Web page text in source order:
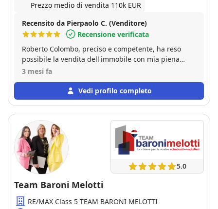
Prezzo medio di vendita 110k EUR
Recensito da Pierpaolo C. (Venditore)
Recensione verificata
Roberto Colombo, preciso e competente, ha reso
possibile la vendita dell'immobile con mia piena
soddisfazione in tempi rapidi e coerentemente ai
completamento di tutte le attività burocratiche
necessarie per per la vendita. Comunicazione e
( foto, digital tour, etc) eccellenti. Roberto Colombo è
realmente l'agente immobiliare che ti permette una
vendita tranquilla e senza rischi!
3 mesi fa
Vedi profilo completo
5.0
Team Baroni Melotti
RE/MAX Class 5 TEAM BARONI MELOTTI